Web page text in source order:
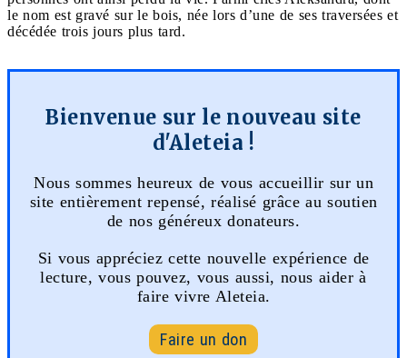
le nom est gravé sur le bois, née lors d’une de ses traversées et
décédée trois jours plus tard.
Bienvenue sur le nouveau site
d'Aleteia !
Nous sommes heureux de vous accueillir sur un
site entièrement repensé, réalisé grâce au soutien
de nos généreux donateurs.
Si vous appréciez cette nouvelle expérience de
lecture, vous pouvez, vous aussi, nous aider à
faire vivre Aleteia.
Faire un don